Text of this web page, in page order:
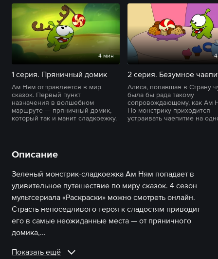
4 мин
1 серия. Пряничный домик
Ам Ням отправляется в мир
сказок. Первый пункт
назначения в волшебном
маршруте — пряничный домик,
который так и манит сладкоежку.
2 серия. Безумное
Алиса, попавшая в Страну
была бы рада такому
сопровождающему, как Ам
Но монстрику приходится
устраивать чаепитие на
Описание
Зеленый монстрик-сладкоежка Ам Ням попадает в
удивительное путешествие по миру сказок. 4 сезон
мультсериала «Раскраски» можно смотреть онлайн.
Страсть непоседливого героя к сладостям приводит
его в самые неожиданные места — от пряничного
домика,...
Показать ещё